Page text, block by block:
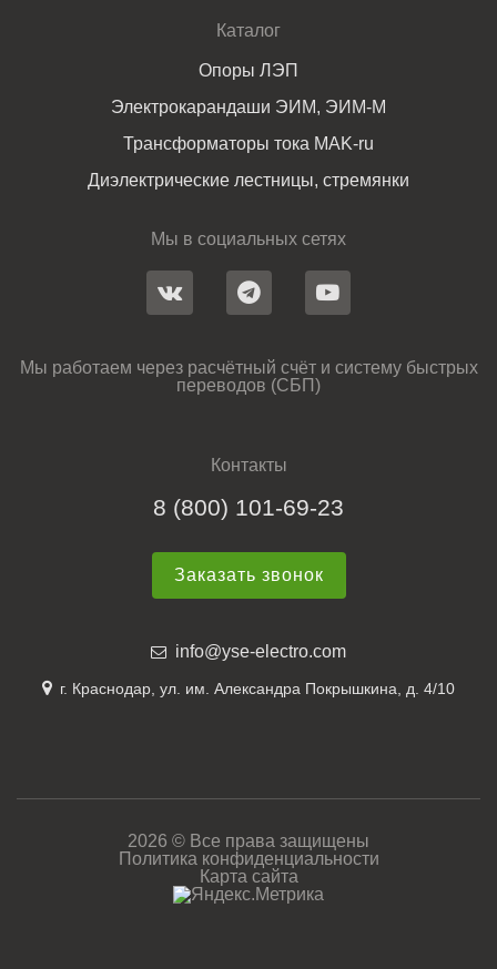
Каталог
Опоры ЛЭП
Электрокарандаши ЭИМ, ЭИМ-М
Трансформаторы тока MAK-ru
Диэлектрические лестницы, стремянки
Мы в социальных сетях
Мы работаем через расчётный счёт и систему быстрых
переводов (СБП)
Контакты
8 (800) 101-69-23
Заказать звонок
info@yse-electro.com
г. Краснодар, ул. им. Александра Покрышкина, д. 4/10
2026 © Все права защищены
Политика конфиденциальности
Карта сайта